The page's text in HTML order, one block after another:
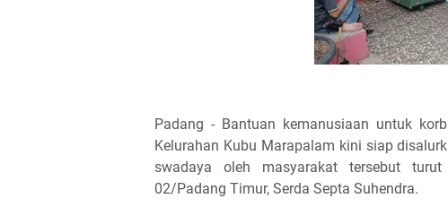
Padang - Bantuan kemanusiaan untuk
Kelurahan Kubu Marapalam kini siap
swadaya oleh masyarakat tersebut
02/Padang Timur, Serda Septa Suhendra.